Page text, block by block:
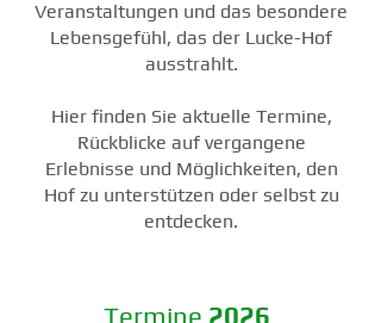
Veranstaltungen und das besondere
Lebensgefühl, das der Lucke-Hof
ausstrahlt.
Hier finden Sie aktuelle Termine,
Rückblicke auf vergangene
Erlebnisse und Möglichkeiten, den
Hof zu unterstützen oder selbst zu
entdecken.
Termine 2026